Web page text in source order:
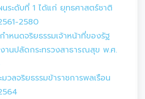
นระดับที่ 1 ได้แก่ ยุทธศาสตร์ชาติ
2580
ำหนดจริยธรรมเจ้าหน้าที่ของรัฐ
านปลัดกระทรวงสาธารณสุข พ.ศ.
มวลจริยธรรมข้าราชการพลเรือน